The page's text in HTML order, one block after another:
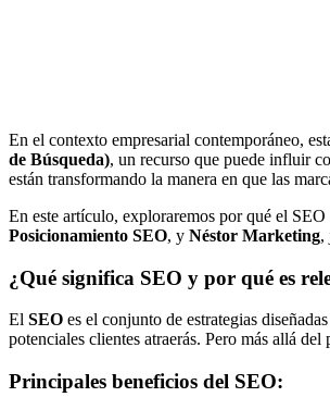
En el contexto empresarial contemporáneo,
de Búsqueda), un recurso que puede influir
están transformando la manera en que las
En este artículo, exploraremos por qué el
Posicionamiento SEO, y Néstor Marketing,
¿Qué significa SEO y por qué es
El SEO es el conjunto de estrategias
potenciales clientes atraerás. Pero más allá
Principales beneficios del SEO: